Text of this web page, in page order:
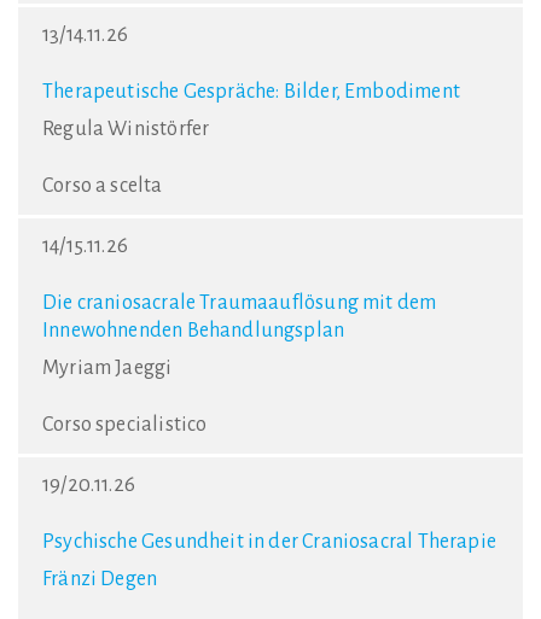
13/14.11.26
Therapeutische Gespräche: Bilder, Embodiment
Regula Winistörfer
Corso a scelta
14/15.11.26
Die craniosacrale Traumaauflösung mit dem
Innewohnenden Behandlungsplan
Myriam Jaeggi
Corso specialistico
19/20.11.26
Psychische Gesundheit in der Craniosacral Therapie
Fränzi Degen